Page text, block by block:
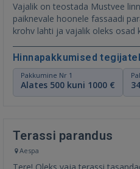
Vajalik on teostada Mustvee
paiknevale hoonele fassaadi parandustöid. Mitmest kohast on
krohv lahti ja vajalik oleks osad
Hinnapakkumised
Pakkumine Nr 1
Alates 500 kuni 1000 €
Terassi parandus
Aespa